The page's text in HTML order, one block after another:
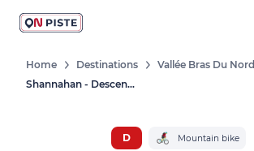
Home Destinations Vallée Bras Du Nord
Shannahan - Descentes Épiques
D Mountain bike